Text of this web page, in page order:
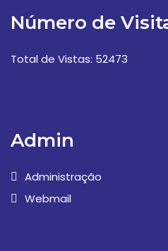
Número de
Total de Vistas: 52473
Admin
Administração
Webmail